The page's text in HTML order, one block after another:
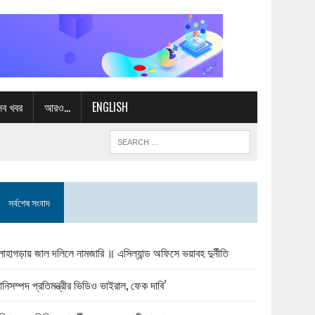
খবর আরও… ENGLISH
সর্বশেষ সংবাদ
জাল দলিলে নামজারি ॥ এসিল্যান্ড অফিসে ভয়াবহ দুর্নীতি
প্রতিমন্ত্রীর ভিডিও ভাইরাল, ফেক দাবি’